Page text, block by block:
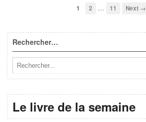
1 2 … 11 Next →
Rechercher…
Le livre de la semaine